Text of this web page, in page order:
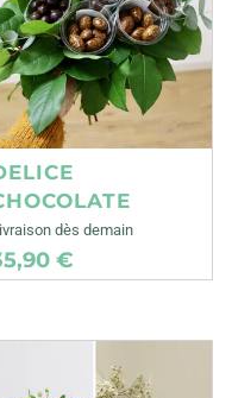
dès demain
€